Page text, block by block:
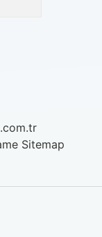
Sitemap